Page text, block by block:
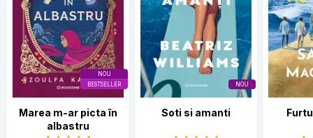
NOU
BESTSELLER
Marea m-ar picta în
albastru
NOU
Soti si amanti